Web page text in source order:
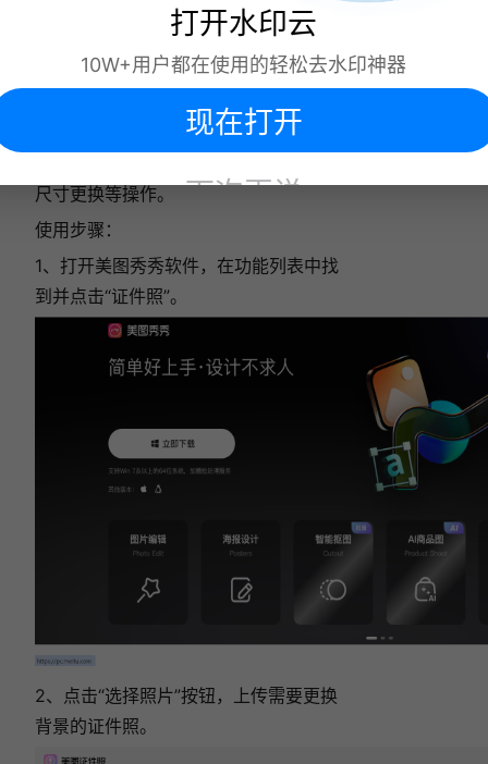
美图秀秀是一款备受欢迎的美图软件，
尺寸更换等操作。
使用步骤：
1、打开美图秀秀软件，在功能列表中找
到并点击“证件照”。
2、点击“选择照片”按钮，上传需要更换
背景的证件照。
打开水印云
10W+用户都在使用的轻松去水印神器
现在打开
下次再说